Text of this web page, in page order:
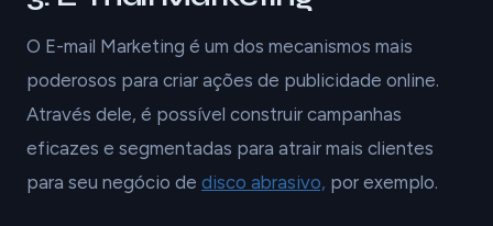
O E-mail Marketing é um dos mecanismos mais
poderosos para criar ações de publicidade online.
Através dele, é possível construir campanhas
eficazes e segmentadas para atrair mais clientes
para seu negócio de disco abrasivo, por exemplo.